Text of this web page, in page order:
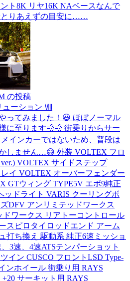
ト8K リヤ16K NAベースなんで
とりあえずの目安に……
の投稿
ューション Ⅷ
ってみました！😃 ほぼノーマル
に至ります💨💨 街乗りからサー
インカーではないため、普段は
しません…😅 外装 VOLTEX フロ
VOLTEX サイドステップ
イ VOLTEX オーバーフェンダー
GTウィング TYPE5V エボ9純正
ッドライト VARIS クーリングボ
DFV アンリミテッドワークス
ドワークス リアトーコントロール
スピロタイロッドエンド アーム
打ち換え 駆動系 純正6速ミッショ
3速、4速ATSテンパーショット
イン CUSCO フロントLSD Type-
ンホイール 街乗り用 RAYS
サーキット用 RAYS